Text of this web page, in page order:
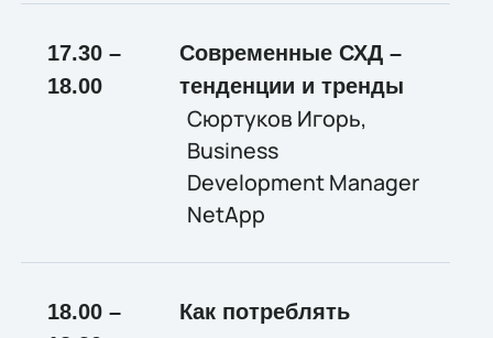
17.30 –
18.00
Современные СХД –
тенденции и тренды
Сюртуков Игорь,
Business
Development Manager
NetApp
18.00 –
Как потреблять